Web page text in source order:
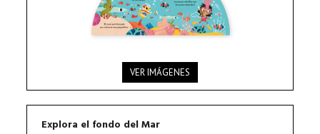
VER IMÁGENES
Explora el fondo del Mar